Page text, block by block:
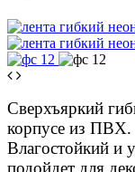
Сверхъяркий
корпусе из ПВХ.
Влагостойкий и
подойдет для